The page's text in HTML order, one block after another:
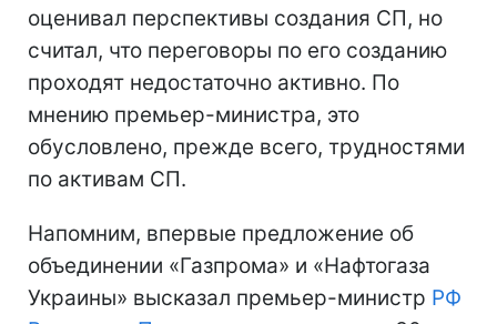
оценивал перспективы создания СП, но
считал, что переговоры по его созданию
проходят недостаточно активно. По
мнению премьер-министра, это
обусловлено, прежде всего, трудностями
по активам СП.
Напомним, впервые предложение об
объединении «Газпрома» и «Нафтогаза
Украины» высказал премьер-министр РФ